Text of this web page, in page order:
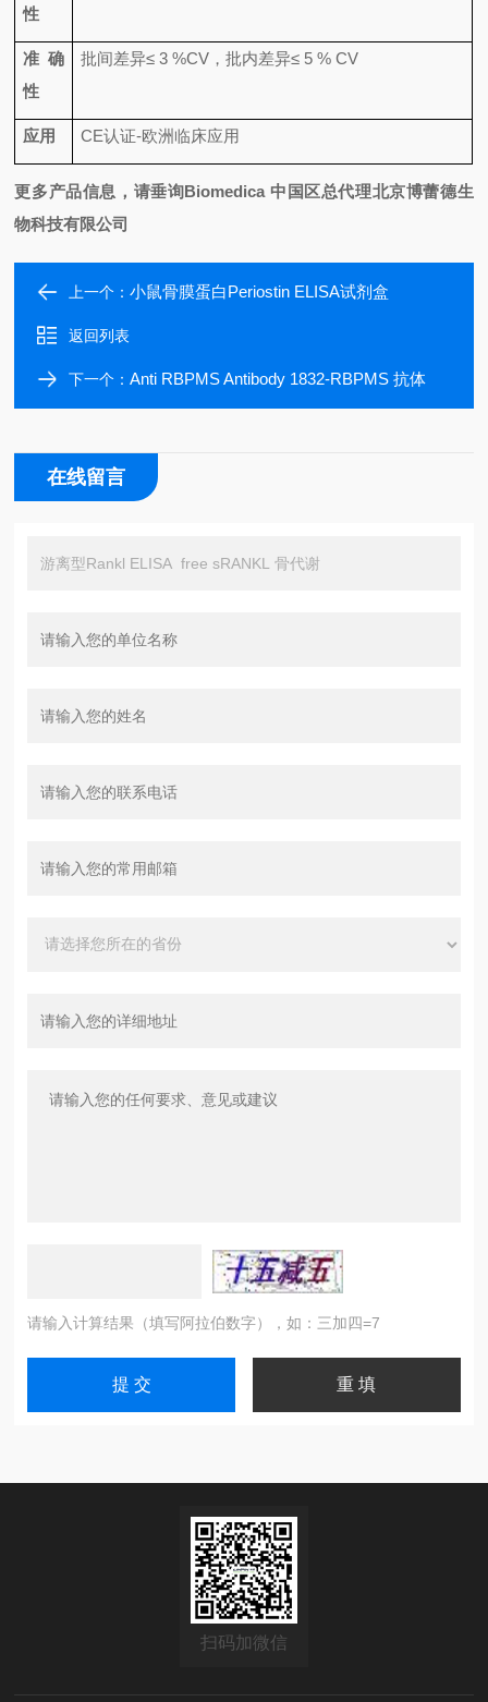
性
准确
性
批间差异≤ 3 %CV ，批内差异≤ 5 % CV
应用 CE认证-欧洲临床应用
更多产品信息，请垂询Biomedica 中国区总代理北京博蕾德生
物科技有限公司
上一个：小鼠骨膜蛋白Periostin ELISA试剂盒
返回列表
下一个：Anti RBPMS Antibody 1832-RBPMS 抗体
在线留言
请输入计算结果（填写阿拉伯数字），如：三加四=7
扫码加微信